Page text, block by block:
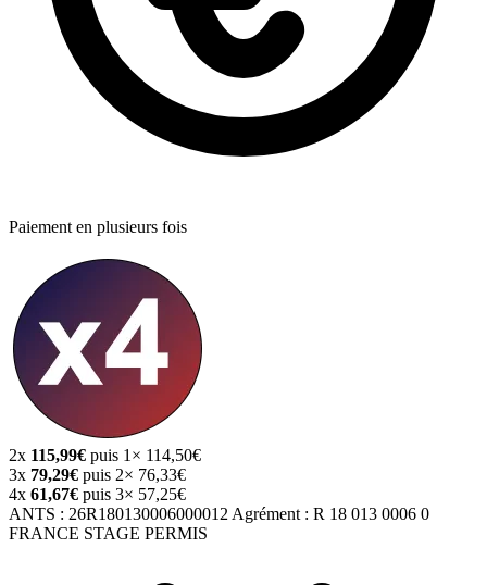
Paiement en plusieurs fois
2x 115,99€ puis 1× 114,50€
3x 79,29€ puis 2× 76,33€
4x 61,67€ puis 3× 57,25€
ANTS : 26R180130006000012 Agrément : R 18 013 0006 0
FRANCE STAGE PERMIS